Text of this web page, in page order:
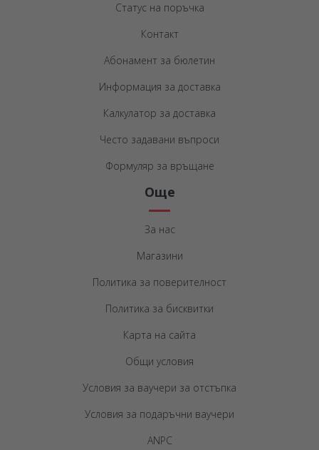
Статус на поръчка
Контакт
Абонамент за бюлетин
Информация за доставка
Калкулатор за доставка
Често задавани въпроси
Формуляр за връщане
Още
За нас
Магазини
Политика за поверителност
Политика за бисквитки
Карта на сайта
Общи условия
Условия за ваучери за отстъпка
Условия за подаръчни ваучери
ANPC